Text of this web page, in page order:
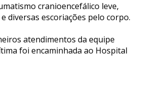
cranioencefálico leve,
diversas escoriações pelo corpo.
atendimentos da equipe
foi encaminhada ao Hospital